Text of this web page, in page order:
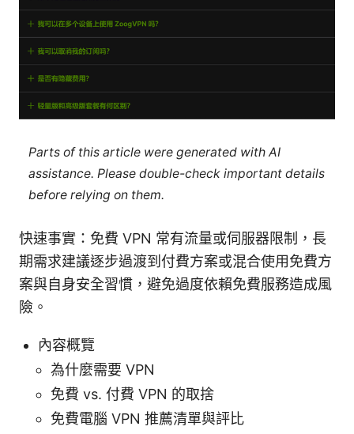
Parts of this article were generated with AI
assistance. Please double-check important details
before relying on them.
快速事實：免費 VPN 常有流量或伺服器限制，長
期需求建議逐步過渡到付費方案或混合使用免費方
案與自身安全習慣，避免過度依賴免費服務造成風
險。
內容概覽
為什麼需要 VPN
免費 vs. 付費 VPN 的取捨
免費電腦 VPN 推薦清單與評比